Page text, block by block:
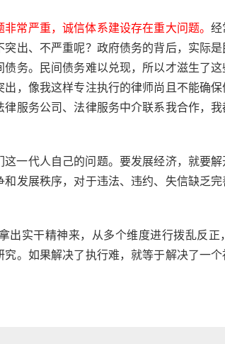
非常严重，诚信体系建设存在重大问题。
出、不严重呢？政府债务的背后，实际
务。民间债务难以兑现，所以才滋生了
，像我这样专注执行的律师尚且不能确保
服务公司、法律服务中介联系我合作，
一代人自己的问题。要发展经济，就要
发展秩序，对于违法、违约、失信缺乏
出实干精神来，从多个维度进行拨乱反
。如果解决了执行难，就等于解决了一